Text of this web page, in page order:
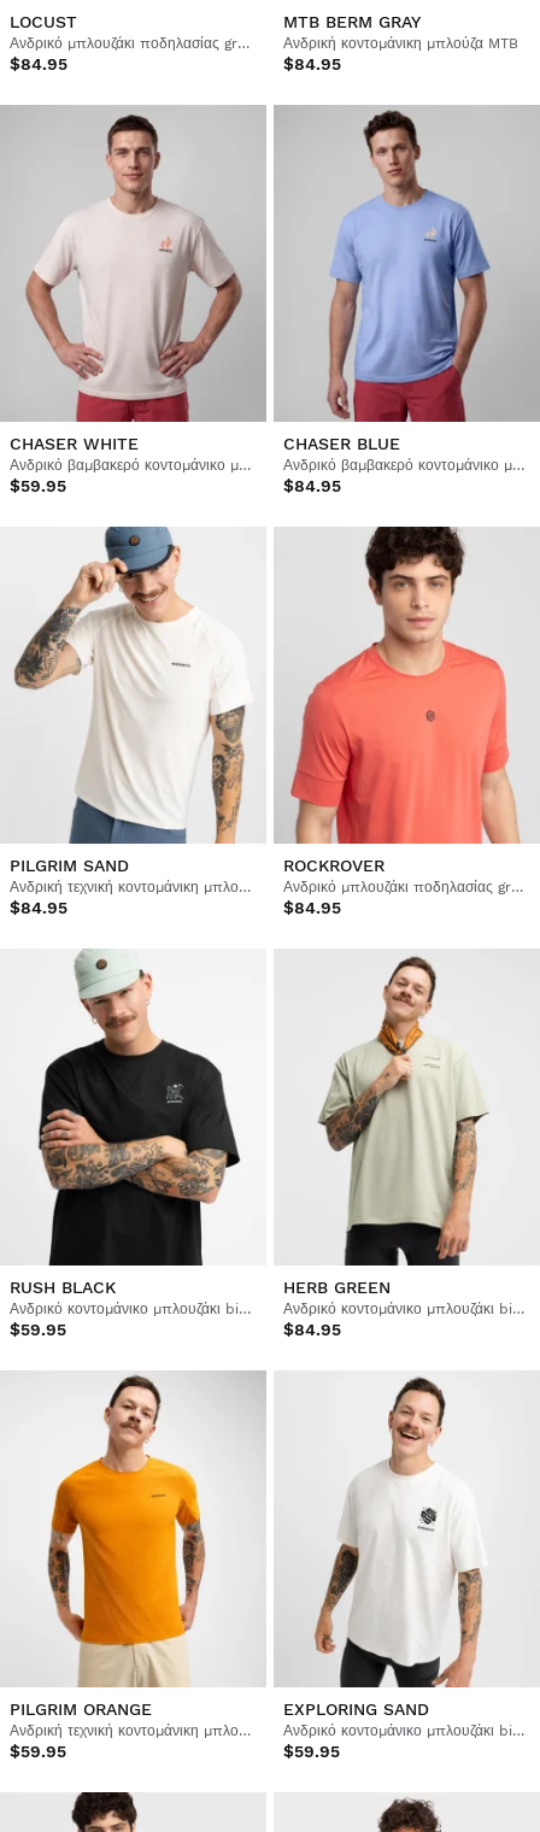
LOCUST
Ανδρικό μπλουζάκι ποδηλασίας gravel
$84.95
MTB BERM GRAY
Ανδρική κοντομάνικη μπλούζα MTB
$84.95
CHASER WHITE
Ανδρικό βαμβακερό κοντομάνικο μπλουζάκι ποδηλασίας gravel
$59.95
CHASER BLUE
Ανδρικό βαμβακερό κοντομάνικο μπλουζάκι ποδηλασίας gravel
$84.95
PILGRIM SAND
Ανδρική τεχνική κοντομάνικη μπλούζα bikepacking
$84.95
ROCKROVER
Ανδρικό μπλουζάκι ποδηλασίας gravel
$84.95
RUSH BLACK
Ανδρικό κοντομάνικο μπλουζάκι bikepacking με άνετη εφαρμογή
$59.95
HERB GREEN
Ανδρικό κοντομάνικο μπλουζάκι bikepacking με άνετη εφαρμογή
$84.95
PILGRIM ORANGE
Ανδρική τεχνική κοντομάνικη μπλούζα bikepacking
$59.95
EXPLORING SAND
Ανδρικό κοντομάνικο μπλουζάκι bikepacking με άνετη εφαρμογή
$59.95